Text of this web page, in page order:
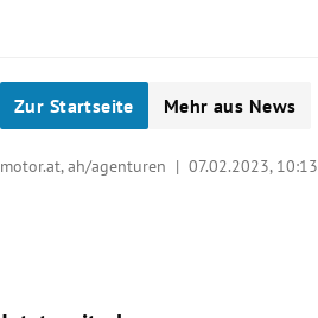
Zur Startseite Mehr aus News
motor.at, ah/agenturen | 07.02.2023, 10:13